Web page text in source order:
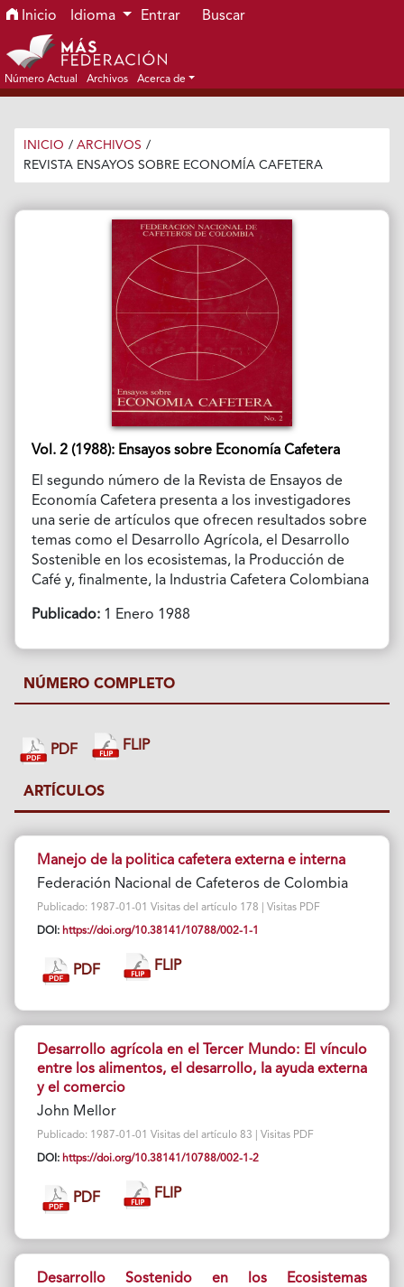
Ir al menú de navegación principal
Ir al contenido principal
Ir al pie de página del sitio
Inicio Idioma Entrar Buscar
Número Actual Archivos Acerca de
INICIO / ARCHIVOS /
REVISTA ENSAYOS SOBRE ECONOMÍA CAFETERA
Vol. 2 (1988): Ensayos sobre Economía Cafetera
El segundo número de la Revista de Ensayos de
Economía Cafetera presenta a los investigadores
una serie de artículos que ofrecen resultados sobre
temas como el Desarrollo Agrícola, el Desarrollo
Sostenible en los ecosistemas, la Producción de
Café y, finalmente, la Industria Cafetera Colombiana
Publicado:1 Enero 1988
NÚMERO COMPLETO
PDF FLIP
ARTÍCULOS
Manejo de Ia politica cafetera externa e interna
Federación Nacional de Cafeteros de Colombia
Publicado: 1987-01-01 Visitas del artículo 178 | Visitas PDF
DOI: https://doi.org/10.38141/10788/002-1-1
PDF FLIP
Desarrollo agrícola en el Tercer Mundo: El vínculo
entre los alimentos, el desarrollo, Ia ayuda externa
y el comercio
John Mellor
Publicado: 1987-01-01 Visitas del artículo 83 | Visitas PDF
DOI: https://doi.org/10.38141/10788/002-1-2
PDF FLIP
Desarrollo Sostenido en los Ecosistemas